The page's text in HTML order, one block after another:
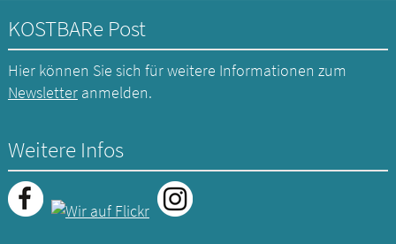
KOSTBARe Post
Hier können Sie sich für weitere Informationen zum
Newsletteranmelden.
Weitere Infos